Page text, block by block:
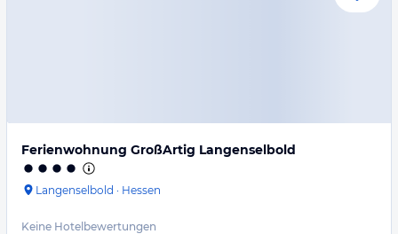
Ferienwohnung GroßArtig Langenselbold
Langenselbold · Hessen
Keine Hotelbewertungen